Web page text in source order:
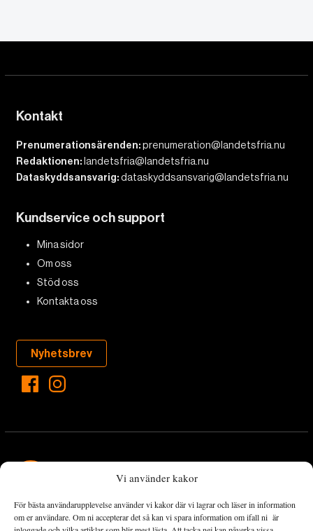
Vi använder kakor
För bästa användarupplevelse använder vi kakor där vi lagrar och läser in information
om er användare. Om ni accepterar det så kan vi spara information om ifall ni är
Kontakt
Prenumerationsärenden:prenumeration@landetsfria.nu
Redaktionen: landetsfria@landetsfria.nu
Dataskyddsansvarig:dataskyddsansvarig@landetsfria.nu
Kundservice och support
Mina sidor
Om oss
Stöd oss
Kontakta oss
Nyhetsbrev
Landets Fria Tidning är en nyhetstidning med bred bevakning av
det viktigaste som händer lokalt och globalt och med fokus på